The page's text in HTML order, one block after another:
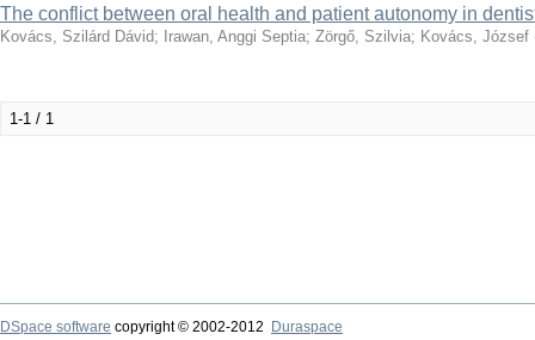
The conflict between oral health and patient autonomy in
Kovács, Szilárd Dávid; Irawan, Anggi Septia; Zörgő, Szilvia; Kovács, József
1-1 / 1
DSpace software copyright © 2002-2012
Duraspace